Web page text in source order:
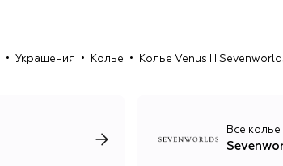
Украшения Колье Колье Venus III
Все колье